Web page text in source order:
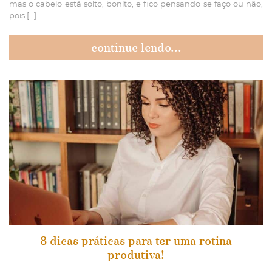
mas o cabelo está solto, bonito, e fico pensando se faço ou não,
pois […]
continue lendo...
8 dicas práticas para ter uma rotina
produtiva!